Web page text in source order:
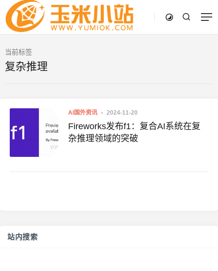
当前标签
复杂推理
AI国外资讯 2024-11-20
Fireworks发布f1：复合AI系统在复
杂推理领域的突破
站内搜索